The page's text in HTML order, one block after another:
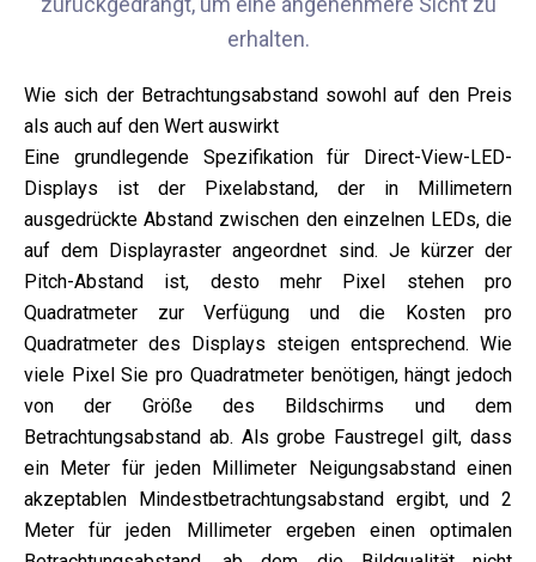
erhalten.
Wie sich der Betrachtungsabstand sowohl auf den Preis
als auch auf den Wert auswirkt
Eine grundlegende Spezifikation für Direct-View-LED-
Displays ist der Pixelabstand, der in Millimetern
ausgedrückte Abstand zwischen den einzelnen LEDs, die
auf dem Displayraster angeordnet sind. Je kürzer der
Pitch-Abstand ist, desto mehr Pixel stehen pro
Quadratmeter zur Verfügung und die Kosten pro
Quadratmeter des Displays steigen entsprechend. Wie
viele Pixel Sie pro Quadratmeter benötigen, hängt jedoch
von der Größe des Bildschirms und dem
Betrachtungsabstand ab. Als grobe Faustregel gilt, dass
ein Meter für jeden Millimeter Neigungsabstand einen
akzeptablen Mindestbetrachtungsabstand ergibt, und 2
Meter für jeden Millimeter ergeben einen optimalen